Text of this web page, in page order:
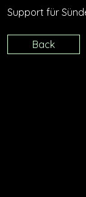
Support für
Back